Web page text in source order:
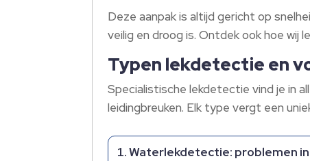
Deze aanpak is altijd gericht op
veilig en droog is. Ontdek ook hoe wij
Typen lekdetectie en
Specialistische lekdetectie vind je in
leidingbreuken. Elk type vergt een
Waterlekdetectie: problemen